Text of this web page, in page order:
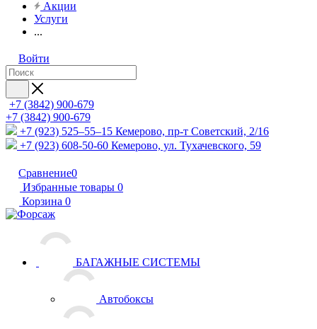
Акции
Услуги
...
Войти
+7 (3842) 900-679
+7 (3842) 900-679
+7 (923) 525–55–15 Кемерово, пр-т Советский, 2/16
+7 (923) 608-50-60 Кемерово, ул. Тухачевского, 59
Сравнение0
Избранные товары 0
Корзина 0
БАГАЖНЫЕ СИСТЕМЫ
Автобоксы